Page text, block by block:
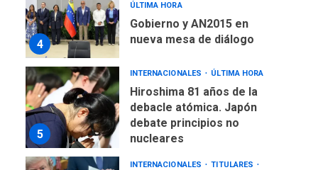
4
ÚLTIMA HORA
Gobierno y AN2015 en
nueva mesa de diálogo
5
INTERNACIONALES ÚLTIMA HORA
Hiroshima 81 años de la
debacle atómica. Japón
debate principios no
nucleares
INTERNACIONALES
TITULARES